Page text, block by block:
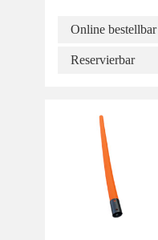
Online bestellbar
Reservierbar